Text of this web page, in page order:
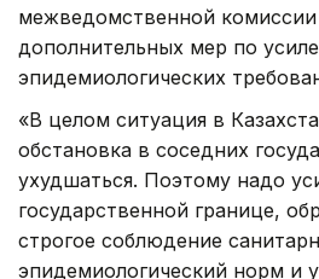
межведомственной
дополнительных мер по
эпидемиологических
«В целом ситуация в
обстановка в соседних
ухудшаться. Поэтому надо
государственной границе,
строгое соблюдение
эпидемиологический норм и